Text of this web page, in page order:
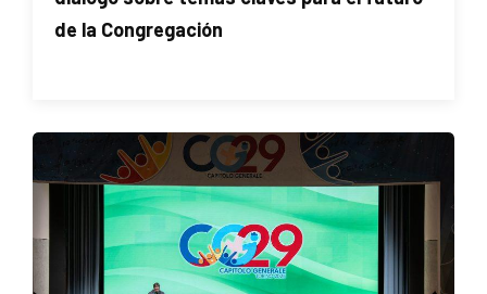
de la Congregación